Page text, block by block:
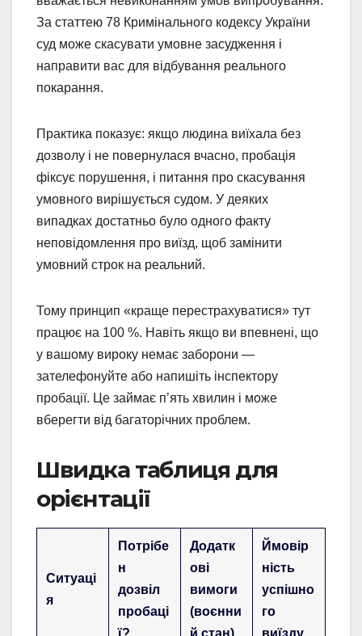
За статтею 78 Кримінального кодексу України
суд може скасувати умовне засудження і
направити вас для відбування реального
покарання.
Практика показує: якщо людина виїхала без
дозволу і не повернулася вчасно, пробація
фіксує порушення, і питання про скасування
умовного вирішується судом. У деяких
випадках достатньо було одного факту
неповідомлення про виїзд, щоб замінити
умовний строк на реальний.
Тому принцип «краще перестрахуватися» тут
працює на 100 %. Навіть якщо ви впевнені, що
у вашому вироку немає заборони —
зателефонуйте або напишіть інспектору
пробації. Це займає п’ять хвилин і може
вберегти від багаторічних проблем.
Швидка таблиця для
орієнтації
Ситуаці
я
Потрібе
н
дозвіл
пробаці
Додатк
ові
вимоги
(воєнни
Ймовір
ність
успішно
го